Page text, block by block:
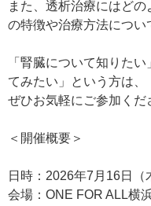
また、透析治療にはど
の特徴や治療方法につい
「腎臓について知りた
てみたい」という方は、
ぜひお気軽にご参加くだ
＜開催概要＞
日時：2026年7月16日（
会場：ONE FOR ALL横